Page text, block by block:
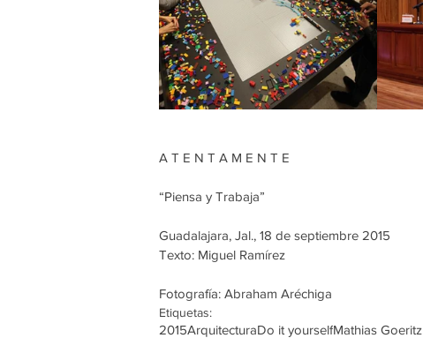
A T E N T A M E N T E
“Piensa y Trabaja”
Guadalajara, Jal., 18 de septiembre 2015
Texto: Miguel Ramírez
Fotografía: Abraham Aréchiga
Etiquetas:
2015ArquitecturaDo it yourselfMathias Goeritz